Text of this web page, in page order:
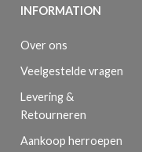
INFORMATION
Over ons
Veelgestelde vragen
Levering &
Retourneren
Aankoop herroepen